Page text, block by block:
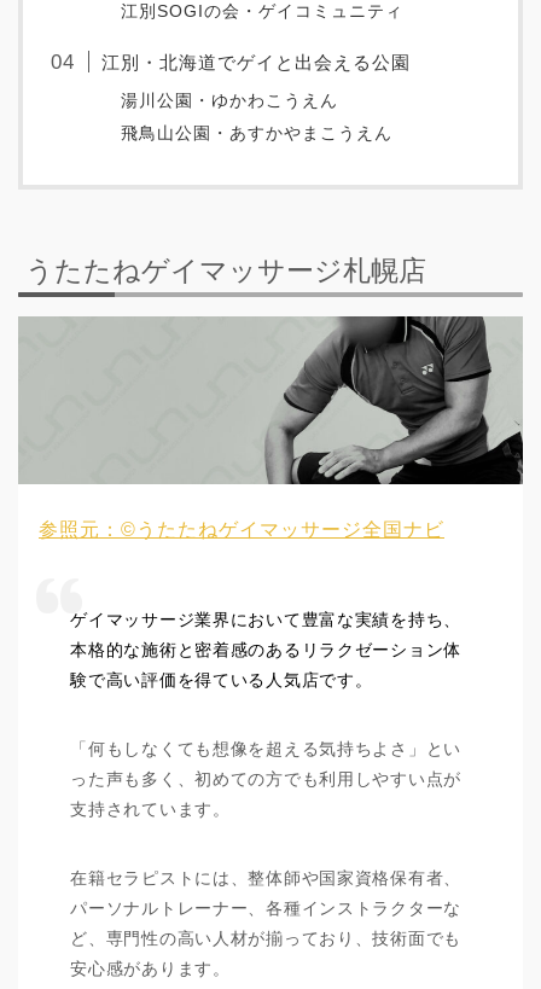
江別SOGIの会・ゲイコミュニティ
江別・北海道でゲイと出会える公園
湯川公園・ゆかわこうえん
飛鳥山公園・あすかやまこうえん
うたたねゲイマッサージ札幌店
参照元：©うたたねゲイマッサージ全国ナビ
ゲイマッサージ業界において豊富な実績を持ち、
本格的な施術と密着感のあるリラクゼーション体
験で高い評価を得ている人気店です。
「何もしなくても想像を超える気持ちよさ」とい
った声も多く、初めての方でも利用しやすい点が
支持されています。
在籍セラピストには、整体師や国家資格保有者、
パーソナルトレーナー、各種インストラクターな
ど、専門性の高い人材が揃っており、技術面でも
安心感があります。